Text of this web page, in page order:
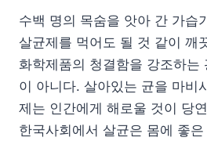
수백 명의 목숨을 앗아 간 가습
살균제를 먹어도 될 것 같이 깨
화학제품의 청결함을 강조하는
이 아니다. 살아있는 균을 마비
제는 인간에게 해로울 것이 당
한국사회에서 살균은 몸에 좋